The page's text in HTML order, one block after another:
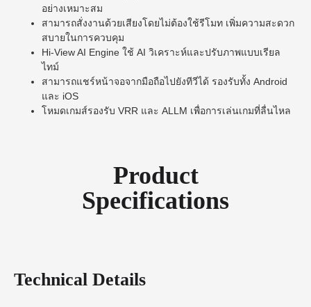
อย่างเหมาะสม
สามารถสั่งงานด้วยเสียงโดยไม่ต้องใช้รีโมท เพิ่มความสะดวก
สบายในการควบคุม
Hi-View AI Engine ใช้ AI วิเคราะห์และปรับภาพแบบเรียล
ไทม์
สามารถแชร์หน้าจอจากมือถือไปยังทีวีได้ รองรับทั้ง Android
และ iOS
โหมดเกมส์รองรับ VRR และ ALLM เพื่อการเล่นเกมที่ลื่นไหล
Product
Specifications
Technical Details